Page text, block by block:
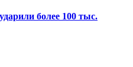
более 100 тыс.